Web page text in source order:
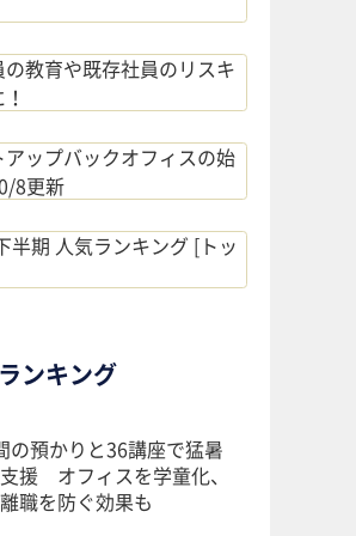
教育や既存社員のリスキ
アップバックオフィスの始
8更新
半期 人気ランキング [トッ
ンキング
の預かりと36講座で猛暑
援 オフィスを学童化、
職を防ぐ効果も